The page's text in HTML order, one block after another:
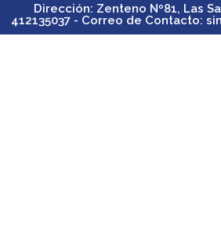
Dirección: Zenteno Nº81, Las
412135037 - Correo de Contacto: